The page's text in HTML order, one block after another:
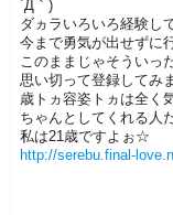
´Д｀)
ダヵラいろいろ経験し
今まで勇気が出せずに
このままじゃそういっ
思い切って登録してみ
歳トヵ容姿トヵは全く
ちゃんとしてくれる人
私は21歳ですよぉ☆
http://serebu.final-